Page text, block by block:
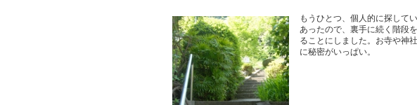
もうひとつ、個人的に探して
あったので、裏手に続く階段
ることにしました。お寺や神
に秘密がいっぱい。